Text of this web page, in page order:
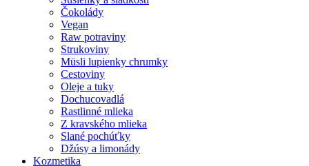
Čokolády
Vegan
Raw potraviny
Strukoviny
Müsli lupienky chrumky
Cestoviny
Oleje a tuky
Dochucovadlá
Rastlinné mlieka
Z kravského mlieka
Slané pochúťky
Džúsy a limonády
Kozmetika